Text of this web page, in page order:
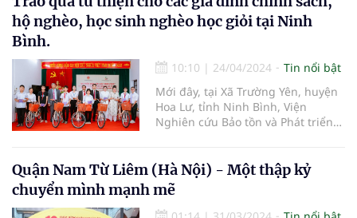
Nam y Việt Nam, và Chương trình
truyền thông Việt đồng hành cùng
động văn hóa cội nguồn đã được
triển khai trong suốt hai năm qua.
hộ nghèo, học sinh nghèo học giỏi tại Ninh
Bình.
10:10 | 24/04/2024
Tin nổi bật
Mới đây, tại Xã Trường Yên, huyện
Hoa Lư, tỉnh Ninh Bình, Viện
Nghiên cứu Bảo tồn và Phát triển
dược học cổ truyền (thuộc Hội
Nghiên cứu Khoa học về Đông
Nam Á – Việt Nam) phối hợp với
các cơ quan hữu quan tổ chức
Quận Nam Từ Liêm (Hà Nội) - Một thập kỷ
chuyển mình mạnh mẽ